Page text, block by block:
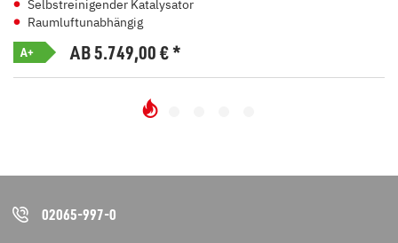
Selbstreinigender Katalysator
Raumluftunabhängig
A+ AB 5.749,00€*
02065-997-0